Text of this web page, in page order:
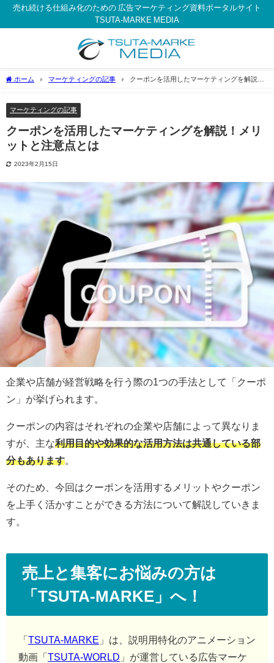
売れ続ける仕組み化のための 広告マーケティング資料ポータルサイト
TSUTA-MARKE MEDIA
ホーム マーケティングの記事
クーポンを活用したマーケティングを解説！
マーケティングの記事
クーポンを活用したマーケティングを解説！メリ
ットと注意点とは
2023年2月15日
企業や店舗が経営戦略を行う際の1つの手法として「クーポ
ン」が挙げられます。
クーポンの内容はそれぞれの企業や店舗によって異なりま
すが、主な利用目的や効果的な活用方法は共通している部
分もあります
そのため、今回はクーポンを活用するメリットやクーポン
を上手く活かすことができる方法について解説していきま
す。
売上と集客にお悩みの方は
「TSUTA-MARKE」へ！
「 TSUTA-MARKE 」は、説明用特化のアニメーション
動画「 TSUTA-WORLD 」が運営している広告マーケ